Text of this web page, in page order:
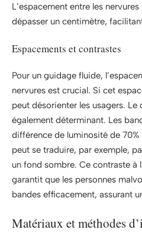
L’espacement entre les
dépasser un centimètre,
Espacements et contrastes
Pour un guidage fluide,
nervures est crucial. Si cet
peut désorienter les usagers. Le
également déterminant. Les
différence de luminosité de
peut se traduire, par exemple,
un fond sombre. Ce contraste à
garantit que les personnes
bandes efficacement, assurant
Matériaux et méthodes